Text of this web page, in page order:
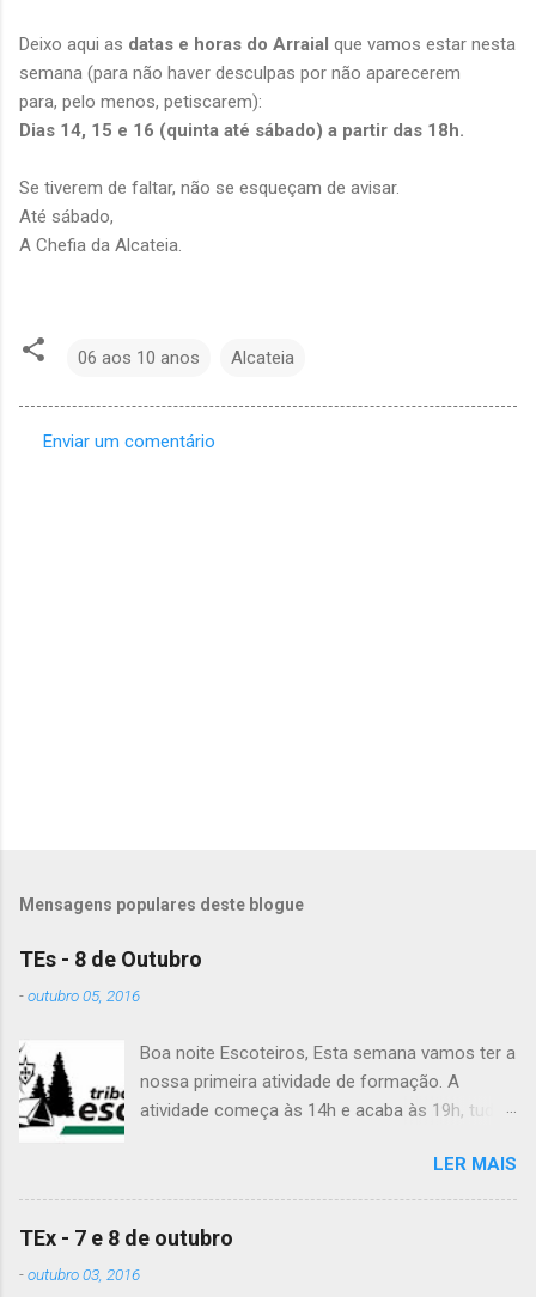
Deixo aqui as datas e horas do Arraial que vamos estar nesta
semana (para não haver desculpas por não aparecerem
para, pelo menos, petiscarem):
Dias 14, 15 e 16 (quinta até sábado) a partir das 18h.
Se tiverem de faltar, não se esqueçam de avisar.
Até sábado,
A Chefia da Alcateia.
06 aos 10 anos Alcateia
Enviar um comentário
Mensagens populares deste blogue
TEs - 8 de Outubro
-outubro 05, 2016
Boa noite Escoteiros, Esta semana vamos ter a
nossa primeira atividade de formação. A
atividade começa às 14h e acaba às 19h, tudo
lanche (não pode ser dinheiro!), água, papel e
caneta. Para a Diana, a Inês, o Dawton,
Valentino e Rafael a atividade começa à 13h .
LER MAIS
TEx - 7 e 8 de outubro
-outubro 03, 2016